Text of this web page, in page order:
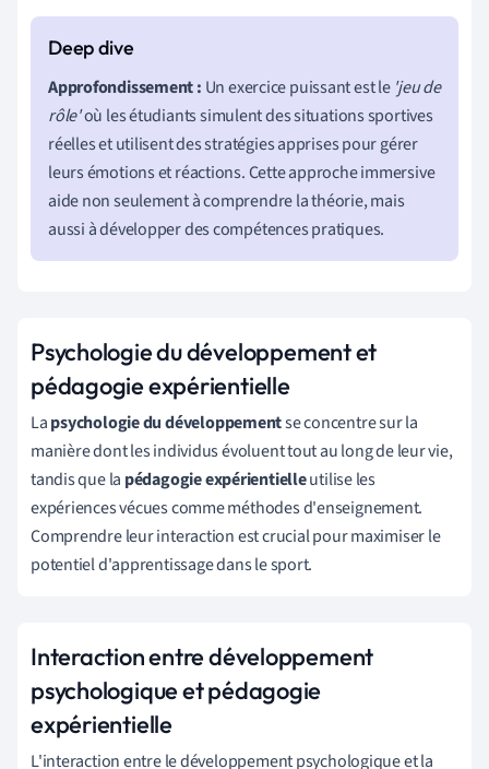
Approfondissement : Un exercice puissant est le 'jeu de
rôle'où les étudiants simulent des situations sportives
réelles et utilisent des stratégies apprises pour gérer
leurs émotions et réactions. Cette approche immersive
aide non seulement à comprendre la théorie, mais
aussi à développer des compétences pratiques.
Psychologie du développement et
pédagogie expérientielle
Lapsychologie du développementse concentre sur la
manière dont les individus évoluent tout au long de leur vie,
tandis que la pédagogie expérientielleutilise les
expériences vécues comme méthodes d'enseignement.
Comprendre leur interaction est crucial pour maximiser le
potentiel d'apprentissage dans le sport.
Interaction entre développement
psychologique et pédagogie
expérientielle
L'interaction entre le développement psychologique et la